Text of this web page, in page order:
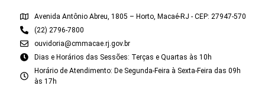
Avenida Antônio Abreu, 1805 – Horto, Macaé-RJ - CEP: 27947-570
(22) 2796-7800
ouvidoria@cmmacae.rj.gov.br
Dias e Horários das Sessões: Terças e Quartas às 10h
Horário de Atendimento: De Segunda-Feira à Sexta-Feira das 09h
às 17h